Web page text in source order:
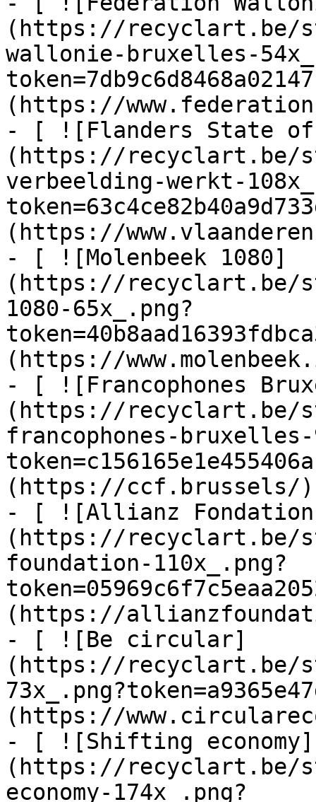
(https://recyclart.be/
wallonie-bruxelles-
(https://
- [ ![Flanders State
(https://recyclart.be/
verbeelding-werkt-
(https://
- [ ![Molenbeek 1080]
(https://recyclart.be/
1080-65x_.png?
(https://
- [ ![Francophones
(https://recyclart.be/
francophones-bruxelles-
(https://ccf.brussels/)
- [ ![Allianz
(https://recyclart.be/
foundation-110x_.png?
(https://
- [ ![Be circular]
(https://recyclart.be/
(https://
- [ ![Shifting economy]
(https://recyclart.be/
economy-174x_.png?